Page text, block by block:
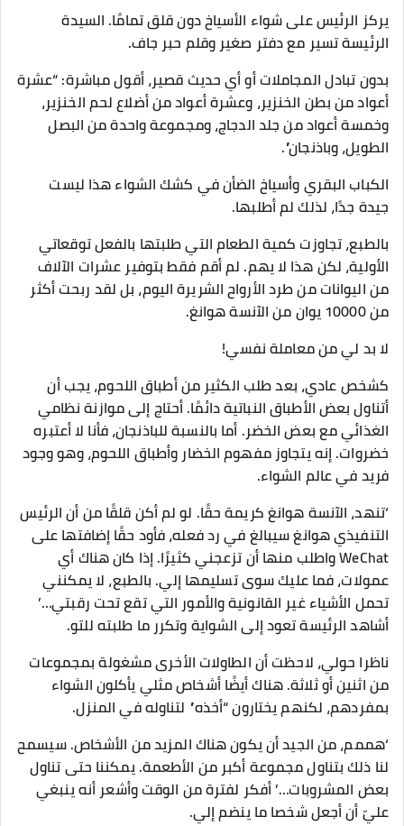
يركز الرئيس على شواء الأسياخ دون قلق تمامًا. السيدة
الرئيسة تسير مع دفتر صغير وقلم حبر جاف.
بدون تبادل المجاملات أو أي حديث قصير، أقول مباشرة: “عشرة
أعواد من بطن الخنزير، وعشرة أعواد من أضلاع لحم الخنزير،
وخمسة أعواد من جلد الدجاج، ومجموعة واحدة من البصل
الطويل، وباذنجان”.
الكباب البقري وأسياخ الضأن في كشك الشواء هذا ليست
جيدة جدًا، لذلك لم أطلبها.
بالطبع، تجاوزت كمية الطعام التي طلبتها بالفعل توقعاتي
الأولية، لكن هذا لا يهم. لم أقم فقط بتوفير عشرات الآلاف
من اليوانات من طرد الأرواح الشريرة اليوم، بل لقد ربحت أكثر
من 10000 يوان من الآنسة هوانغ.
لا بد لي من معاملة نفسي!
كشخص عادي، بعد طلب الكثير من أطباق اللحوم، يجب أن
أتناول بعض الأطباق النباتية دائمًا. أحتاج إلى موازنة نظامي
الغذائي مع بعض الخضر. أما بالنسبة للباذنجان، فأنا لا أعتبره
خضروات. إنه يتجاوز مفهوم الخضار وأطباق اللحوم، وهو وجود
فريد في عالم الشواء.
‘تنهد، الآنسة هوانغ كريمة حقًا. لو لم أكن قلقًا من أن الرئيس
التنفيذي هوانغ سيبالغ في رد فعله، فأود حقًا إضافتها على
WeChat واطلب منها أن تزعجني كثيرًا. إذا كان هناك أي
عمولات، فما عليك سوى تسليمها إلي. بالطبع، لا يمكنني
تحمل الأشياء غير القانونية والأمور التي تقع تحت رقبتي…’
أشاهد الرئيسة تعود إلى الشواية وتكرر ما طلبته للتو.
ناظرا حولي، لاحظت أن الطاولات الأخرى مشغولة بمجموعات
من اثنين أو ثلاثة. هناك أيضًا أشخاص مثلي يأكلون الشواء
بمفردهم، لكنهم يختارون “أخذه” لتناوله في المنزل.
‘هممم، من الجيد أن يكون هناك المزيد من الأشخاص. سيسمح
لنا ذلك بتناول مجموعة أكبر من الأطعمة. يمكننا حتى تناول
بعض المشروبات…’ أفكر لفترة من الوقت وأشعر أنه ينبغي
عليّ أن أجعل شخصا ما ينضم إلي.